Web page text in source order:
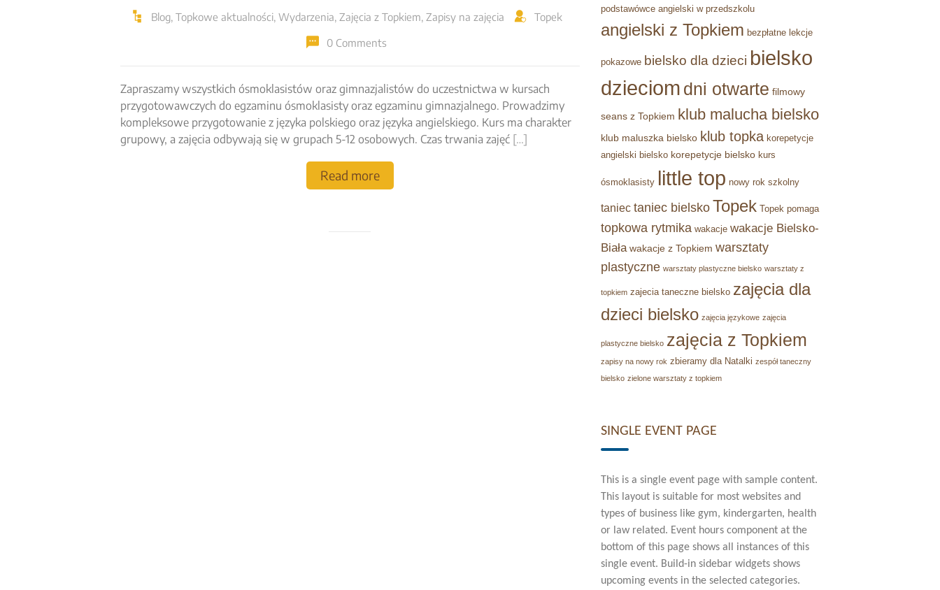
Blog, Topkowe aktualności, Wydarzenia, Zajęcia z Topkiem, Zapisy na zajęcia Topek
0 Comments
Zapraszamy wszystkich ósmoklasistów oraz gimnazjalistów do uczestnictwa w kursach
przygotowawczych do egzaminu ósmoklasisty oraz egzaminu gimnazjalnego. Prowadzimy
kompleksowe przygotowanie z języka polskiego oraz języka angielskiego. Kurs ma charakter
grupowy, a zajęcia odbywają się w grupach 5-12 osobowych. Czas trwania zajęć […]
Read more
podstawówce angielski w przedszkolu
angielski z Topkiem bezpłatne lekcje
pokazowe bielsko dla dzieci bielsko
dzieciom dni otwarte filmowy
seans z Topkiem klub malucha bielsko
klub maluszka bielsko klub topka korepetycje
angielski bielsko korepetycje bielsko kurs
ósmoklasisty little top nowy rok szkolny
taniec taniec bielsko Topek Topek pomaga
topkowa rytmika wakacje wakacje Bielsko-
Biała wakacje z Topkiem warsztaty
plastyczne warsztaty plastyczne bielsko warsztaty z
topkiem zajecia taneczne bielsko zajęcia dla
dzieci bielsko zajęcia językowe zajęcia
plastyczne bielsko zajęcia z Topkiem
zapisy na nowy rok zbieramy dla Natalki zespół taneczny
bielsko zielone warsztaty z topkiem
SINGLE EVENT PAGE
This is a single event page with sample content.
This layout is suitable for most websites and
types of business like gym, kindergarten, health
or law related. Event hours component at the
bottom of this page shows all instances of this
single event. Build-in sidebar widgets shows
upcoming events in the selected categories.